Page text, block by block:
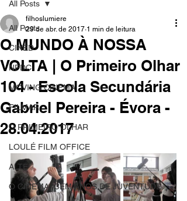
All Posts
CINED
NPDC
MOVING CINEMA
FILMAR
O PRIMEIRO OLHAR
LOULÉ FILM OFFICE
ALTE
O CINEMA, CEM ANOS DE JUVENTUDE
All Posts
O MUNDO À NOSSA
VOLTA | O Primeiro Olhar
104 - Escola Secundária
Gabriel Pereira - Évora -
28.04.2017
filhoslumiere
29 de abr. de 2017 1 min de leitura